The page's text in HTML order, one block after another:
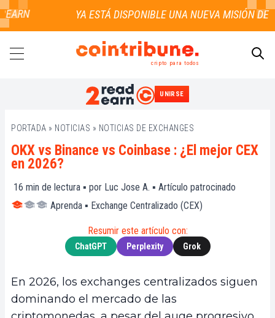
cripto para todos
UNIRSE
PORTADA » NOTICIAS » NOTICIAS DE EXCHANGES
OKX vs Binance vs Coinbase : ¿El mejor CEX
en 2026?
16 min de lectura ▪ por Luc Jose A. ▪ Artículo patrocinado
Aprenda ▪ Exchange Centralizado (CEX)
Resumir este artículo con:
ChatGPT Perplexity Grok
En 2026, los exchanges centralizados siguen
dominando el mercado de las